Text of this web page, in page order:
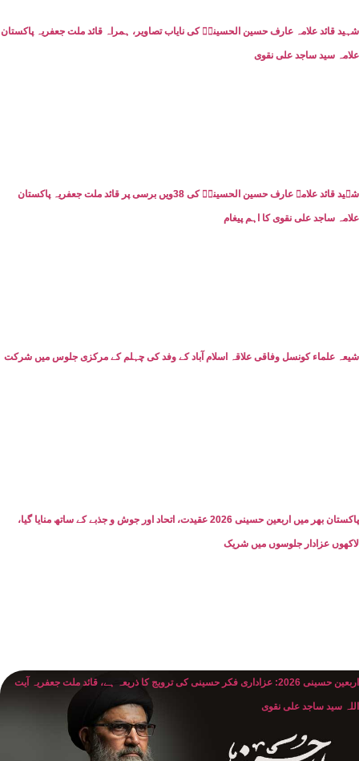
شہید قائد علامہ عارف حسین الحسینیؒ کی نایاب تصاویر، ہمراہ قائد ملت جعفریہ پاکستان
علامہ سید ساجد علی نقوی
شہید قائد علامہ عارف حسین الحسینیؒ کی 38ویں برسی پر قائد ملت جعفریہ پاکستان
علامہ ساجد علی نقوی کا اہم پیغام
شیعہ علماء کونسل وفاقی علاقہ اسلام آباد کے وفد کی چہلم کے مرکزی جلوس میں شرکت
پاکستان بھر میں اربعین حسینی 2026 عقیدت، اتحاد اور جوش و جذبے کے ساتھ منایا گیا،
لاکھوں عزادار جلوسوں میں شریک
اربعین حسینی 2026: عزاداری فکر حسینی کی ترویج کا ذریعہ ہے، قائد ملت جعفریہ آیت
اللہ سید ساجد علی نقوی